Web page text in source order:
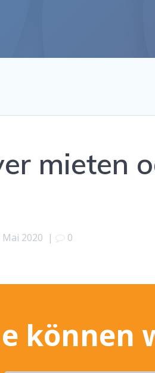
mieten
Mai 2020 | 0
können